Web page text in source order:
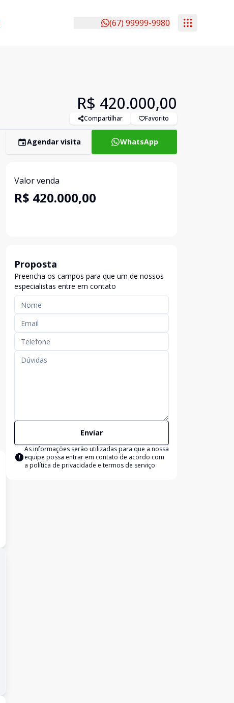
(67) 99999-9980
R$ 420.000,00
Compartilhar Favorito
Agendar visita WhatsApp
Valor venda
R$ 420.000,00
Proposta
Preencha os campos para que um de nossos
especialistas entre em contato
Enviar
As informações serão utilizadas para que a nossa
equipe possa entrar em contato de acordo com
a política de privacidade e termos de serviço